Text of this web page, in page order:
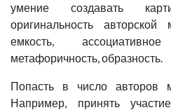
умение создавать
оригинальность
емкость,
метафоричность, образность.
Попасть в число авторов
Например, принять